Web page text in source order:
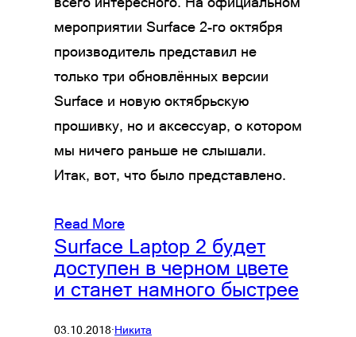
мероприятии Surface 2-го октября
производитель представил не
только три обновлённых версии
Surface и новую октябрьскую
прошивку, но и аксессуар, о котором
мы ничего раньше не слышали.
Итак, вот, что было представлено.
Read More
Surface Laptop 2 будет
доступен в черном цвете
и станет намного быстрее
03.10.2018·Никита